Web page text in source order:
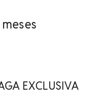
EXCLUSIVA